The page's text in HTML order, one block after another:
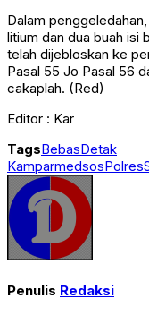
Dalam
litium dan dua buah isi
telah dijebloskan ke
Pasal 55 Jo Pasal 56
cakaplah. (Red)
Editor : Kar
TagsBebasDetak
KamparmedsosPolres
Penulis Redaksi